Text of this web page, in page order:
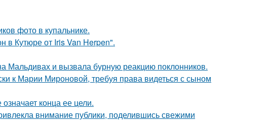
фото в купальнике.
в Кутюре от Iris Van Herpen".
Мальдивах и вызвала бурную реакцию поклонников.
к Марии Мироновой, требуя права видеться с сыном
конца ее цели.
внимание публики, поделившись свежими